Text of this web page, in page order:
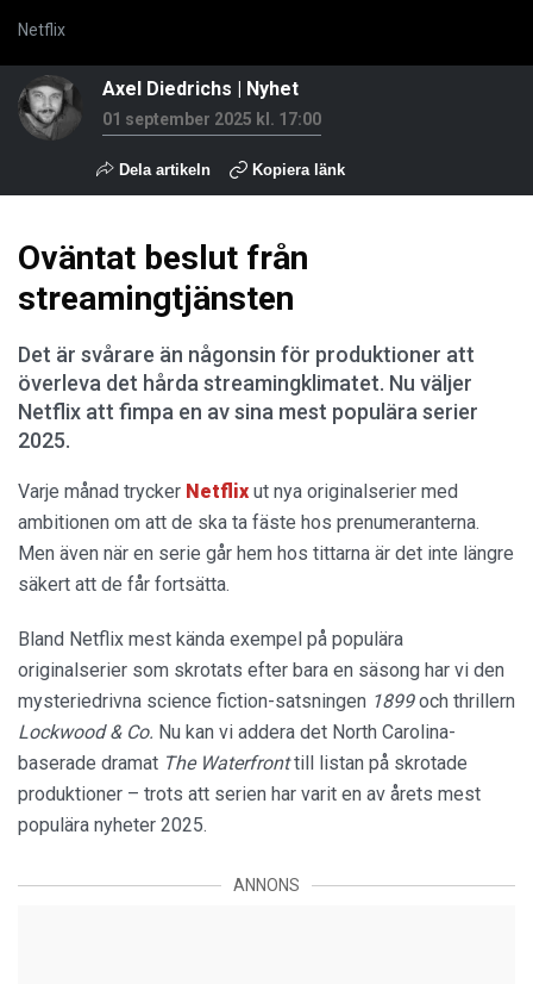
Netflix
Axel Diedrichs Nyhet
01 september 2025 kl. 17:00
Dela artikeln Kopiera länk
Oväntat beslut från
streamingtjänsten
Det är svårare än någonsin för produktioner att
överleva det hårda streamingklimatet. Nu väljer
Netflix att fimpa en av sina mest populära serier
2025.
Varje månad trycker Netflix ut nya originalserier med
ambitionen om att de ska ta fäste hos prenumeranterna.
Men även när en serie går hem hos tittarna är det inte längre
säkert att de får fortsätta.
Bland Netflix mest kända exempel på populära
originalserier som skrotats efter bara en säsong har vi den
mysteriedrivna science fiction-satsningen 1899och thrillern
Lockwood & Co. Nu kan vi addera det North Carolina-
baserade dramat The Waterfronttill listan på skrotade
produktioner – trots att serien har varit en av årets mest
populära nyheter 2025.
ANNONS